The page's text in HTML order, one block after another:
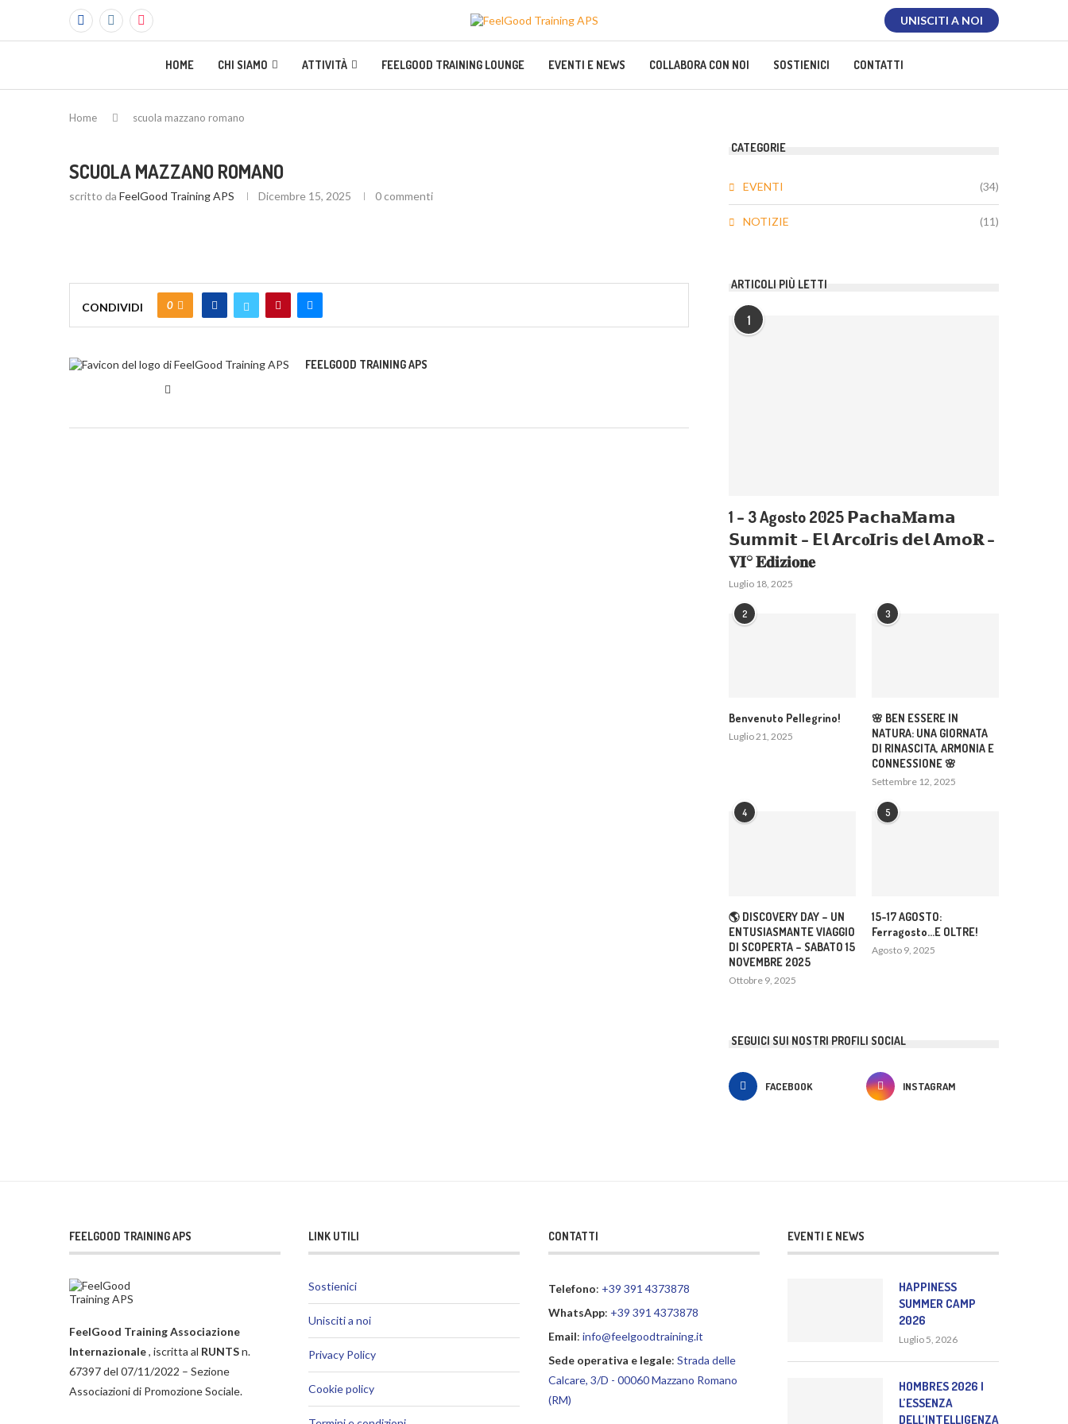
UNISCITI A NOI
HOME CHI SIAMO ATTIVITÀ FEELGOOD TRAINING LOUNGE EVENTI E NEWS COLLABORA CON NOI SOSTIENICI CONTATTI
Home scuola mazzano romano
SCUOLA MAZZANO ROMANO
scritto da FeelGood Training APS Dicembre 15, 2025 0 commenti
CONDIVIDI 0
FEELGOOD TRAINING APS
CATEGORIE
EVENTI (34)
NOTIZIE (11)
ARTICOLI PIÙ LETTI
1
1 – 3 Agosto 2025 𝗣𝗮𝗰𝗵𝗮𝐌𝗮𝗺𝗮
𝗦𝘂𝗺𝗺𝗶𝘁 – 𝗘𝗹 𝗔𝗿𝗰𝐨𝐈𝗿𝗶𝘀 𝗱𝗲𝗹 𝗔𝗺𝗼𝐑 –
𝐕𝐈° 𝐄𝐝𝐢𝐳𝐢𝐨𝐧𝐞
Luglio 18, 2025
2
Benvenuto Pellegrino!
Luglio 21, 2025
3
🌸 BEN ESSERE IN
NATURA: UNA GIORNATA
DI RINASCITA, ARMONIA E
CONNESSIONE 🌸
Settembre 12, 2025
4
🌎 DISCOVERY DAY – UN
ENTUSIASMANTE VIAGGIO
DI SCOPERTA – SABATO 15
NOVEMBRE 2025
Ottobre 9, 2025
5
15-17 AGOSTO:
Ferragosto…E OLTRE!
Agosto 9, 2025
SEGUICI SUI NOSTRI PROFILI SOCIAL
FACEBOOK INSTAGRAM
FEELGOOD TRAINING APS
FeelGood Training Associazione
Internazionale, iscritta al RUNTSn.
67397 del 07/11/2022 – Sezione
Associazioni di Promozione Sociale.
LINK UTILI
Sostienici
Unisciti a noi
Privacy Policy
Cookie policy
CONTATTI
Telefono: +39 391 4373878
WhatsApp: +39 391 4373878
Email: info@feelgoodtraining.it
Sede operativa e legale: Strada delle
Calcare, 3/D - 00060 Mazzano Romano
(RM)
EVENTI E NEWS
HAPPINESS
SUMMER CAMP
2026
Luglio 5, 2026
HOMBRES 2026 |
L’ESSENZA
DELL’INTELLIGENZA